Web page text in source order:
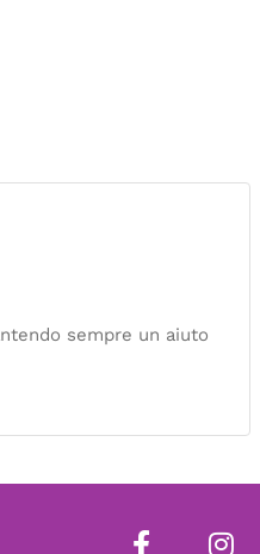
sempre un aiuto